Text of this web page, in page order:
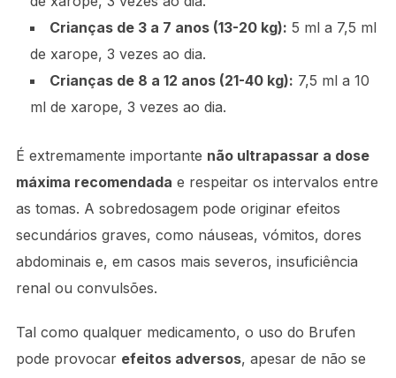
Crianças de 3 a 7 anos (13-20 kg): 5 ml a 7,5 ml
de xarope, 3 vezes ao dia.
Crianças de 8 a 12 anos (21-40 kg): 7,5 ml a 10
ml de xarope, 3 vezes ao dia.
É extremamente importante não ultrapassar a dose
máxima recomendada e respeitar os intervalos entre
as tomas. A sobredosagem pode originar efeitos
secundários graves, como náuseas, vómitos, dores
abdominais e, em casos mais severos, insuficiência
renal ou convulsões.
Tal como qualquer medicamento, o uso do Brufen
pode provocar efeitos adversos, apesar de não se